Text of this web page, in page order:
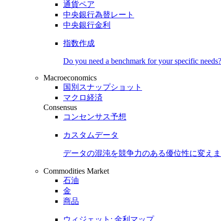
通貨ペア
中央銀行為替レート
中央銀行金利
指数作成
Do you need a benchmark for your specific needs?
Macroeconomics
国別スナップショット
マクロ経済
Consensus
コンセンサス予想
カスタムデータ
データの混沌を競争力のある優位性に変え
Commodities Market
石油
金
商品
ウィジェット: 金利マップ